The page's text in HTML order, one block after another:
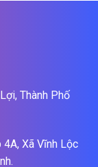
Thành Phố
Xã Vĩnh Lộc